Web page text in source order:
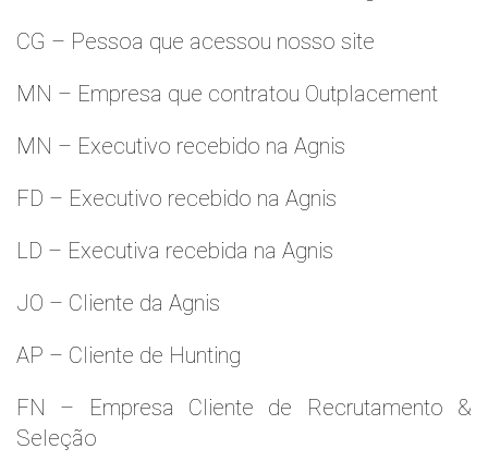
CG – Pessoa que acessou nosso site
MN – Empresa que contratou Outplacement
MN – Executivo recebido na Agnis
FD – Executivo recebido na Agnis
LD – Executiva recebida na Agnis
JO – Cliente da Agnis
AP – Cliente de Hunting
FN – Empresa Cliente de Recrutamento &
Seleção